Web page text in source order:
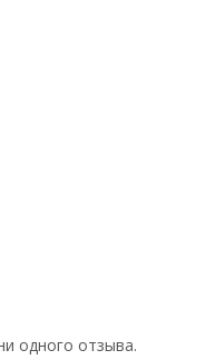
одного отзыва.